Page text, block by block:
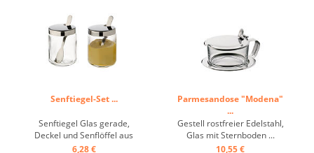
Senftiegel-Set ...
Senftiegel Glas gerade,
Deckel und Senflöffel aus
Edelstahl, Karton mit 2
6,28 €
Parmesandose "Modena"
...
Gestell rostfreier Edelstahl,
Glas mit Sternboden ...
10,55 €